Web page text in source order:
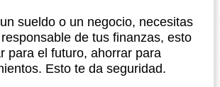
sueldo o un negocio, necesitas
de tus finanzas, esto
para el futuro, ahorrar para
Esto te da seguridad.